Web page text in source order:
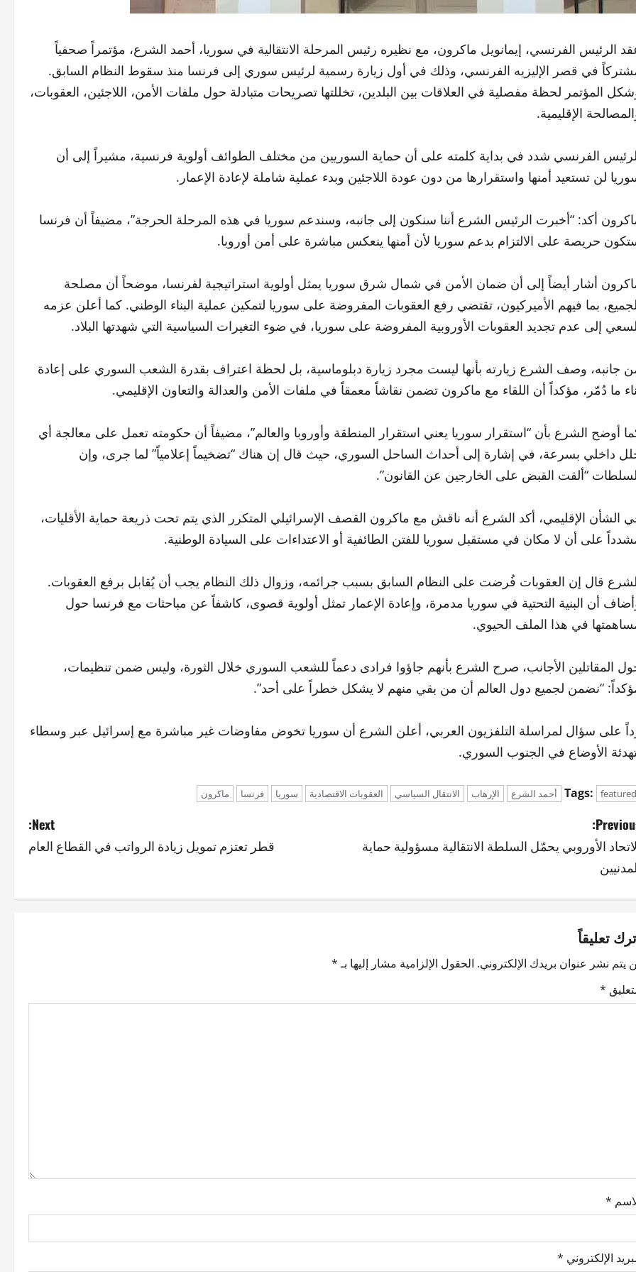
الرئيس الفرنسي، إيمانويل ماكرون، مع نظيره رئيس المرحلة الانتقالية في سوريا، أحمد الشرع، مؤتمراً صحفياً
في قصر الإليزيه الفرنسي، وذلك في أول زيارة رسمية لرئيس سوري إلى فرنسا منذ سقوط النظام السابق.
المؤتمر لحظة مفصلية في العلاقات بين البلدين، تخللتها تصريحات متبادلة حول ملفات الأمن، اللاجئين، العقوبات،
الإقليمية.
الفرنسي شدد في بداية كلمته على أن حماية السوريين من مختلف الطوائف أولوية فرنسية، مشيراً إلى أن
لن تستعيد أمنها واستقرارها من دون عودة اللاجئين وبدء عملية شاملة لإعادة الإعمار.
أكد: “أخبرت الرئيس الشرع أننا سنكون إلى جانبه، وسندعم سوريا في هذه المرحلة الحرجة”، مضيفاً أن فرنسا
حريصة على الالتزام بدعم سوريا لأن أمنها ينعكس مباشرة على أمن أوروبا.
أشار أيضاً إلى أن ضمان الأمن في شمال شرق سوريا يمثل أولوية استراتيجية لفرنسا، موضحاً أن مصلحة
بما فيهم الأميركيون، تقتضي رفع العقوبات المفروضة على سوريا لتمكين عملية البناء الوطني. كما أعلن عزمه
إلى عدم تجديد العقوبات الأوروبية المفروضة على سوريا، في ضوء التغيرات السياسية التي شهدتها البلاد.
جانبه، وصف الشرع زيارته بأنها ليست مجرد زيارة دبلوماسية، بل لحظة اعتراف بقدرة الشعب السوري على إعادة
ما دُمّر، مؤكداً أن اللقاء مع ماكرون تضمن نقاشاً معمقاً في ملفات الأمن والعدالة والتعاون الإقليمي.
أوضح الشرع بأن “استقرار سوريا يعني استقرار المنطقة وأوروبا والعالم”، مضيفاً أن حكومته تعمل على معالجة أي
داخلي بسرعة، في إشارة إلى أحداث الساحل السوري، حيث قال إن هناك “تضخيماً إعلامياً” لما جرى، وإن
“ألقت القبض على الخارجين عن القانون”.
الشأن الإقليمي، أكد الشرع أنه ناقش مع ماكرون القصف الإسرائيلي المتكرر الذي يتم تحت ذريعة حماية الأقليات،
على أن لا مكان في مستقبل سوريا للفتن الطائفية أو الاعتداءات على السيادة الوطنية.
قال إن العقوبات فُرضت على النظام السابق بسبب جرائمه، وزوال ذلك النظام يجب أن يُقابل برفع العقوبات.
أن البنية التحتية في سوريا مدمرة، وإعادة الإعمار تمثل أولوية قصوى، كاشفاً عن مباحثات مع فرنسا حول
في هذا الملف الحيوي.
المقاتلين الأجانب، صرح الشرع بأنهم جاؤوا فرادى دعماً للشعب السوري خلال الثورة، وليس ضمن تنظيمات،
“نضمن لجميع دول العالم أن من بقي منهم لا يشكل خطراً على أحد”.
على سؤال لمراسلة التلفزيون العربي، أعلن الشرع أن سوريا تخوض مفاوضات غير مباشرة مع إسرائيل عبر وسطاء
الأوضاع في الجنوب السوري.
Tags: featured أحمد الشرع الإرهاب الانتقال السياسي العقوبات الاقتصادية سوريا فرنسا ماكرون
الأوروبي يحمّل السلطة الانتقالية مسؤولية حماية
Next:
قطر تعتزم تمويل زيادة الرواتب في القطاع العام
تعليقاً
يتم نشر عنوان بريدك الإلكتروني. الحقول الإلزامية مشار إليها بـ*
*
*
الإلكتروني *